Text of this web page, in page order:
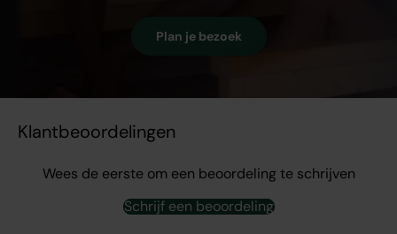
Plan je bezoek
Klantbeoordelingen
Wees de eerste om een beoordeling te schrijven
Schrijf een beoordeling